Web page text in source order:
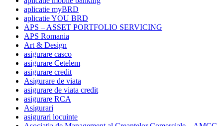
aplicatie myBRD
aplicatie YOU BRD
APS – ASSET PORTFOLIO SERVICING
APS Romania
Art & Design
asigurare casco
asigurare Cetelem
asigurare credit
Asigurare de viata
asigurare de viata credit
asigurare RCA
Asigurari
asigurari locuinte